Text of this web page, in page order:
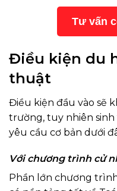
Tư vấn
Điều kiện du
thuật
Điều kiện đầu vào sẽ
trường, tuy nhiên
yêu cầu cơ bản dưới
Với chương trình cử
Phần lớn chương